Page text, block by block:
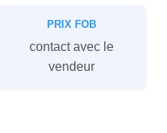
PRIX FOB
contact avec le
vendeur